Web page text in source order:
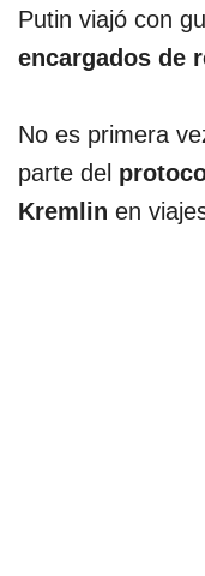
Putin viajó con
encargados de
No es primera
parte del
Kremlin en